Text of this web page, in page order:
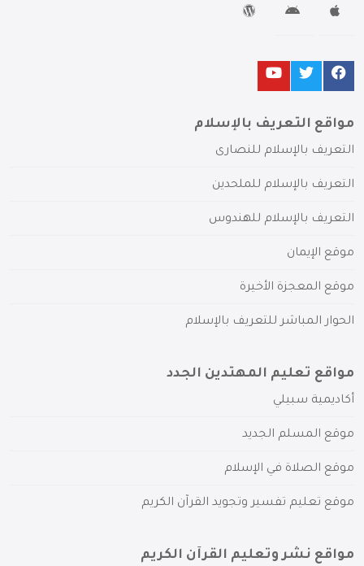
مواقع التعريف بالإسلام
التعريف بالإسلام للنصارى
التعريف بالإسلام للملحدين
التعريف بالإسلام للهندوس
موقع الإيمان
موقع المعجزة الأخيرة
الحوار المباشر للتعريف بالإسلام
مواقع تعليم المهتدين الجدد
أكاديمية سبيلي
موقع المسلم الجديد
موقع الصلاة في الإسلام
موقع تعليم تفسير وتجويد القرآن الكريم
مواقع نشر وتعليم القرآن الكريم